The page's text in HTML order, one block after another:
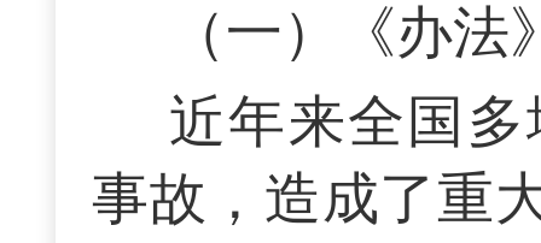
（一）《办
近年来全国
事故，造成了重